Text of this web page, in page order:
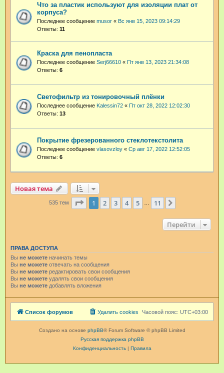
Что за пластик используют для изоляции плат от
корпуса?
Последнее сообщение musor « Вс янв 15, 2023 09:14:29
Ответы: 11
Краска для пенопласта
Последнее сообщение Serj66610 « Пт янв 13, 2023 21:34:08
Ответы: 6
Светофильтр из тонировочный плёнки
Последнее сообщение Kalessin72 « Пт окт 28, 2022 12:02:30
Ответы: 13
Покрытие фрезерованного стеклотекстолита
Последнее сообщение vlasovzloy « Ср авг 17, 2022 12:52:05
Ответы: 6
Новая тема
535 тем Страница из 11
1 2 3 4 5 … 11
Перейти
ПРАВА ДОСТУПА
Вы не можете начинать темы
Вы не можете отвечать на сообщения
Вы не можете редактировать свои сообщения
Вы не можете удалять свои сообщения
Вы не можете добавлять вложения
Список форумов Часовой пояс: UTC+03:00
Удалить cookies
Создано на основе phpBB® Forum Software © phpBB Limited
Русская поддержка phpBB
Конфиденциальность| Правила